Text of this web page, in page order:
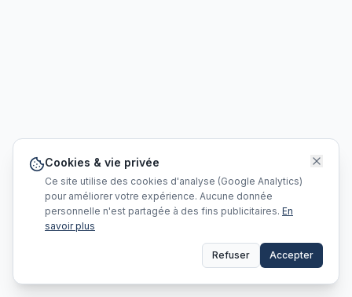
Cookies & vie privée
Ce site utilise des cookies d'analyse (Google Analytics)
pour améliorer votre expérience. Aucune donnée
personnelle n'est partagée à des fins publicitaires. En
savoir plus
Refuser Accepter